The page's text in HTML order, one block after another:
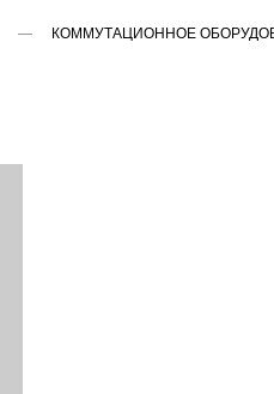
КОММУТАЦИОННОЕ